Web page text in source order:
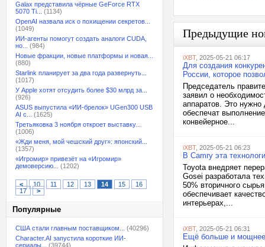
Galax представила чёрные GeForce RTX
5070 Ti...
(1134)
OpenAI назвала иск о похищении секретов...
(1049)
ИИ-агенты помогут создать аналоги CUDA,
но...
(984)
Новые фракции, новые платформы и новая...
(880)
Starlink планирует за два года развернуть...
(1017)
У Apple хотят отсудить более $30 млрд за...
(926)
ASUS выпустила «ИИ-брелок» UGen300 USB
AI с...
(1625)
Третьяковка 3 ноября откроет выставку...
(1006)
«Жди меня, мой чешский друг»: японский...
(1357)
«Игромир» привезёт на «Игромир»
демоверсию...
(1202)
< 10 11 12 13 14 15
16
17
>
Популярные
США стали главным поставщиком...
(40296)
Character.AI запустила короткие ИИ-
сериалы...
(39744)
Предыдущие
iXBT, 2025-05-21 06:17
Для создания
России, которое
Председатель
заявил о
аппаратов. Это нужно
обеспечат
конвейерное...
iXBT, 2025-05-21 06:23
В Camry эта
Toyota внедряет
Gosei разработала
50% вторичного
обеспечивает
интерьерах,...
iXBT, 2025-05-21 06:31
Ещё больше и мощнее: